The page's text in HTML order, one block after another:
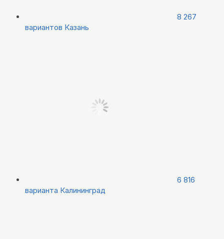
8 267
вариантов Казань
6 816
варианта Калининград